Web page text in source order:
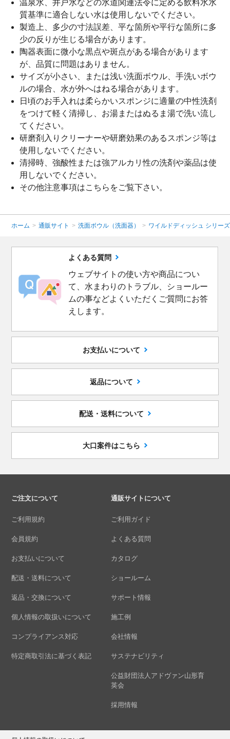
温泉水、井戸水などの水道関連法令に定める飲料水水
質基準に適合しない水は使用しないでください。
製造上、多少の寸法誤差、平な箇所や平行な箇所に多
少の反りが生じる場合があります。
陶器表面に微小な黒点や斑点がある場合があります
が、品質に問題はありません。
サイズが小さい、または浅い洗面ボウル、手洗いボウ
ルの場合、水が外へはねる場合があります。
日頃のお手入れは柔らかいスポンジに適量の中性洗剤
をつけて軽く清掃し、お湯またはぬるま湯で洗い流し
てください。
研磨剤入りクリーナーや研磨効果のあるスポンジ等は
使用しないでください。
清掃時、強酸性または強アルカリ性の洗剤や薬品は使
用しないでください。
その他注意事項はこちら をご覧下さい。
ホーム > 通販サイト > 洗面ボウル（洗面器） > ワイルドディッシュ シリーズ
よくある質問
ウェブサイトの使い方や商品につい
て、水まわりのトラブル、ショールー
ムの事などよくいただくご質問にお答
えします。
お支払いについて
返品について
配送・送料について
大口案件はこちら
ご注文について
ご利用規約
会員規約
お支払いについて
配送・送料について
返品・交換について
個人情報の取扱いについて
コンプライアンス対応
特定商取引法に基づく表記
通販サイトについて
ご利用ガイド
よくある質問
カタログ
ショールーム
サポート情報
施工例
会社情報
サステナビリティ
公益財団法人アドヴァン山形育
英会
採用情報